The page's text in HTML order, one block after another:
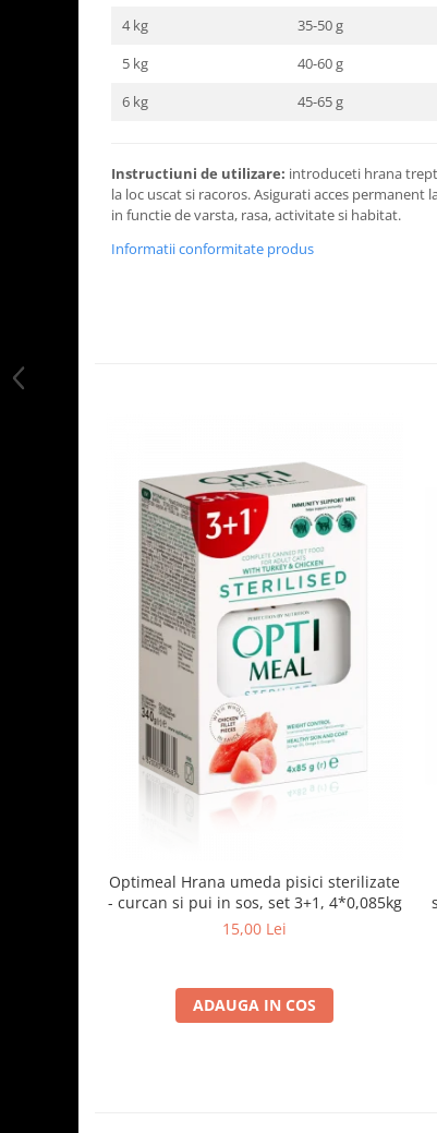
4 kg
35-50 g
5 kg
40-60 g
6 kg
45-65 g
Instructiuni de utilizare: introduceti hrana
la loc uscat si racoros. Asigurati acces permanent
in functie de varsta, rasa, activitate si habitat.
Informatii conformitate produs
Optimeal Hrana umeda pisici sterilizate
- curcan si pui in sos, set 3+1, 4*0,085kg
15,00 Lei
ADAUGA IN COS